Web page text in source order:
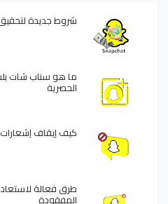
شروط جديدة
ما هو سناب شات
الحصرية
كيف إيقاف
طرق فعالة
المفقودة